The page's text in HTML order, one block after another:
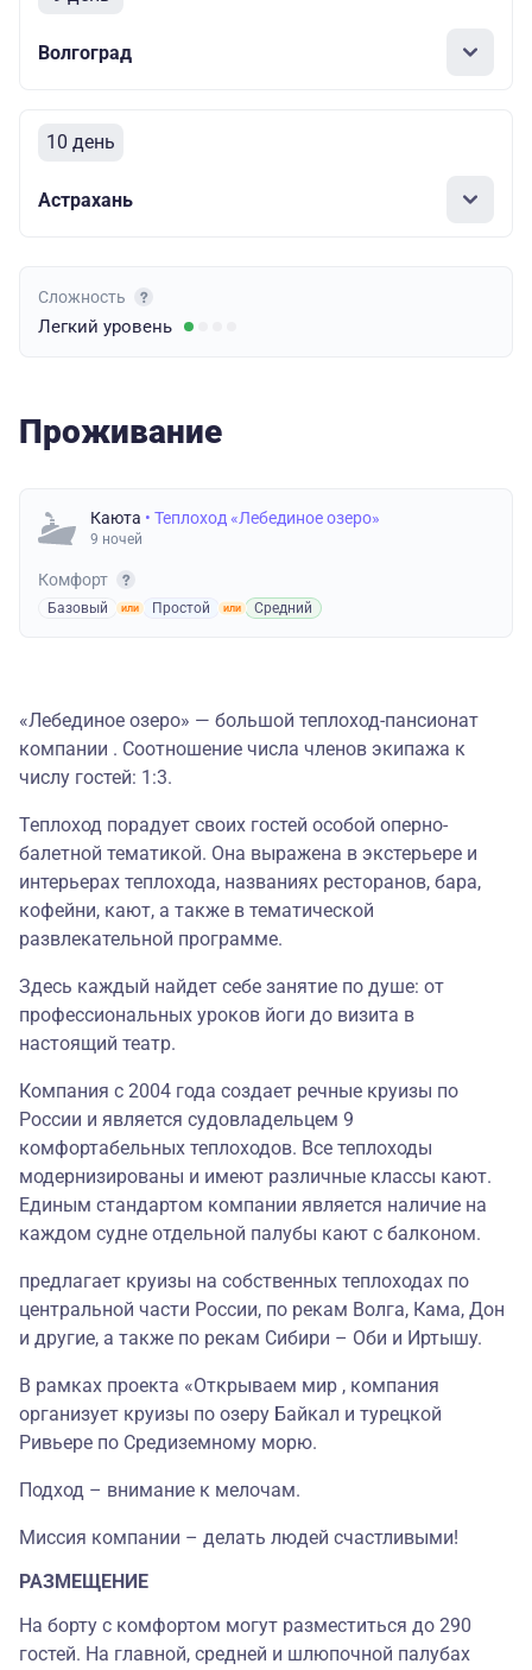
Волгоград
10 день
Астрахань
Сложность
Легкий уровень
Проживание
Каюта • Теплоход «Лебединое озеро»
9 ночей
Комфорт
Базовый Простой Средний
«Лебединое озеро» — большой теплоход-пансионат
компании . Соотношение числа членов экипажа к
числу гостей: 1:3.
Теплоход порадует своих гостей особой оперно-
балетной тематикой. Она выражена в экстерьере и
интерьерах теплохода, названиях ресторанов, бара,
кофейни, кают, а также в тематической
развлекательной программе.
Здесь каждый найдет себе занятие по душе: от
профессиональных уроков йоги до визита в
настоящий театр.
Компания с 2004 года создает речные круизы по
России и является судовладельцем 9
комфортабельных теплоходов. Все теплоходы
модернизированы и имеют различные классы кают.
Единым стандартом компании является наличие на
каждом судне отдельной палубы кают с балконом.
предлагает круизы на собственных теплоходах по
центральной части России, по рекам Волга, Кама, Дон
и другие, а также по рекам Сибири – Оби и Иртышу.
В рамках проекта «Открываем мир , компания
организует круизы по озеру Байкал и турецкой
Ривьере по Средиземному морю.
Подход – внимание к мелочам.
Миссия компании – делать людей счастливыми!
РАЗМЕЩЕНИЕ
На борту с комфортом могут разместиться до 290
гостей. На главной, средней и шлюпочной палубах